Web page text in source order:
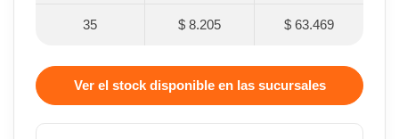
35 $ 8.205 $ 63.469
Ver el stock disponible en las sucursales